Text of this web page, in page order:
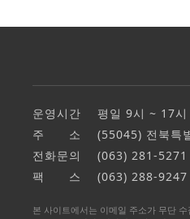
운영시간 평일 9시 ~ 17시
주 소 (55045) 전북특별자
전화문의 (063) 281-5271
팩 스 (063) 288-9247
본 사이트에서는 이메일 주소가 무단